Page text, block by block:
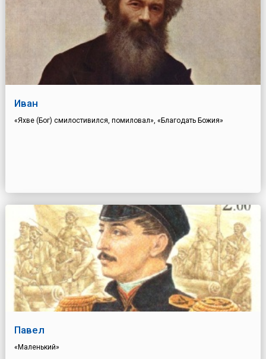
Иван
«Яхве (Бог) смилостивился, помиловал», «Благодать Божия»
Павел
«Маленький»